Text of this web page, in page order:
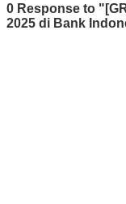
0 Response to
2025 di Bank